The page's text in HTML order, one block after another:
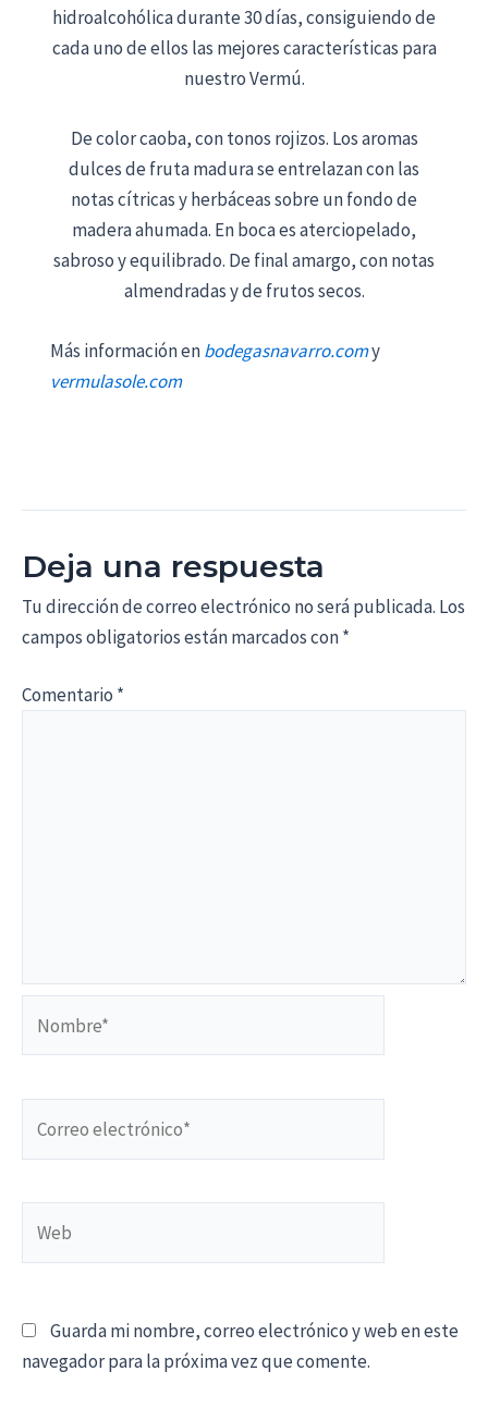
hidroalcohólica durante 30 días, consiguiendo de
cada uno de ellos las mejores características para
nuestro Vermú.
De color caoba, con tonos rojizos. Los aromas
dulces de fruta madura se entrelazan con las
notas cítricas y herbáceas sobre un fondo de
madera ahumada. En boca es aterciopelado,
sabroso y equilibrado. De final amargo, con notas
almendradas y de frutos secos.
Más información enbodegasnavarro.comy
vermulasole.com
Deja una respuesta
Tu dirección de correo electrónico no será publicada. Los
campos obligatorios están marcados con*
Comentario *
electrónico*
Guarda mi nombre, correo electrónico y web en este
navegador para la próxima vez que comente.